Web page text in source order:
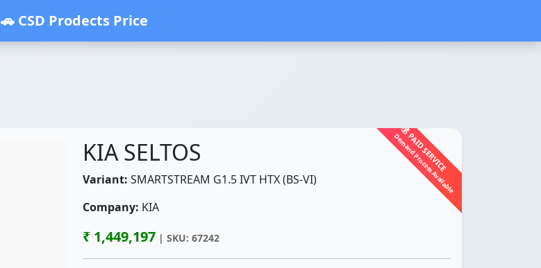
🚗 CSD Prodects Price
💰 PAID SERVICE
Demand Process Available
KIA SELTOS
Variant: SMARTSTREAM G1.5 IVT HTX (BS-VI)
Company: KIA
₹ 1,449,197 | SKU: 67242